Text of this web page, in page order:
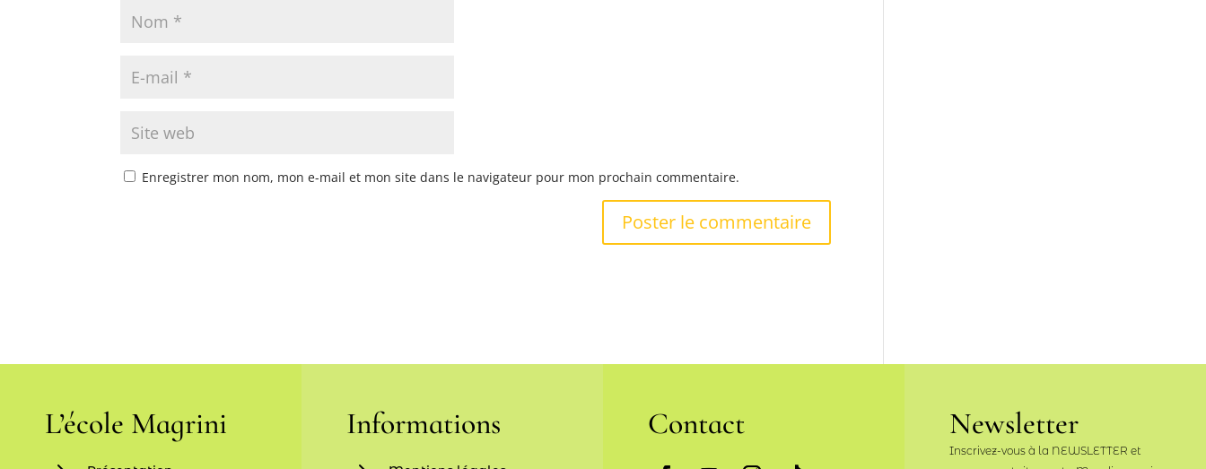
Enregistrer mon nom, mon e-mail et mon site dans le navigateur pour mon prochain commentaire.
i
L’école Magrini Informations Contact Newsletter
Inscrivez-vous à la NEWSLETTER et